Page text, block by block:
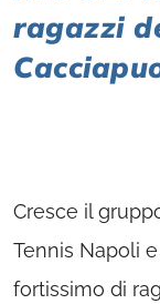
ragazzi
Cresce il
Tennis Napoli
fortissimo di